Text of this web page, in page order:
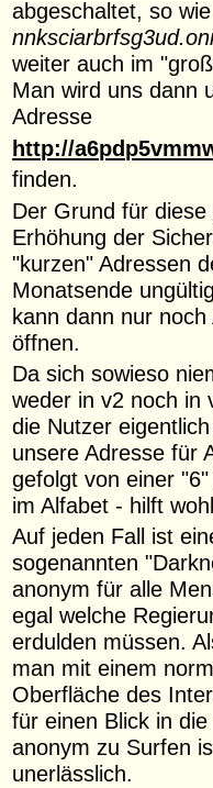
abgeschaltet, so
weiter auch im
Man wird uns dann
Adresse
http://
finden.
Der Grund für
Erhöhung der
"kurzen" Adressen
Monatsende
kann dann nur
öffnen.
Da sich sowieso
weder in v2 noch in
die Nutzer
unsere Adresse für
gefolgt von einer
im Alfabet - hilft
Auf jeden Fall ist
sogenannten
anonym für alle
egal welche
erdulden müssen.
man mit einem
Oberfläche des
für einen Blick in
anonym zu Surfen
unerlässlich.